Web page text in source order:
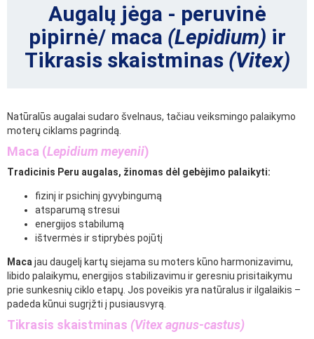
Augalų jėga - peruvinė
pipirnė/ maca (Lepidium) ir
Tikrasis skaistminas (Vitex)
Natūralūs augalai sudaro švelnaus, tačiau veiksmingo palaikymo
moterų ciklams pagrindą.
Maca (Lepidium meyenii)
Tradicinis Peru augalas, žinomas dėl gebėjimo palaikyti:
fizinį ir psichinį gyvybingumą
atsparumą stresui
energijos stabilumą
ištvermės ir stiprybės pojūtį
Maca jau daugelį kartų siejama su moters kūno harmonizavimu,
libido palaikymu, energijos stabilizavimu ir geresniu prisitaikymu
prie sunkesnių ciklo etapų. Jos poveikis yra natūralus ir ilgalaikis –
padeda kūnui sugrįžti į pusiausvyrą.
Tikrasis skaistminas (Vitex agnus-castus)